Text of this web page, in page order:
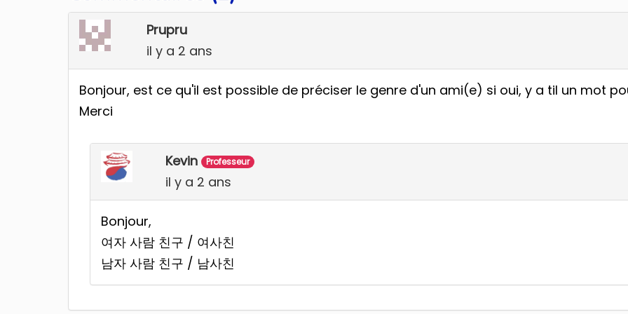
Prupru
il y a 2 ans
Bonjour, est ce qu'il est possible de préciser le genre d'un ami(e) si oui, y a til un mot
Merci
Kevin Professeur
il y a 2 ans
Bonjour,
여자 사람 친구 / 여사친
남자 사람 친구 / 남사친